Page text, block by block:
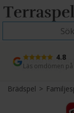
4.8
Läs omdömen
Snabb leverans
Direkt från lager
Brädspel>